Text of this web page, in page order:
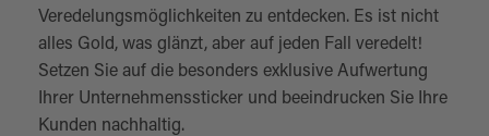
Veredelungsmöglichkeiten zu entdecken. Es ist nicht
alles Gold, was glänzt, aber auf jeden Fall veredelt!
Setzen Sie auf die besonders exklusive Aufwertung
Ihrer Unternehmenssticker und beeindrucken Sie Ihre
Kunden nachhaltig.